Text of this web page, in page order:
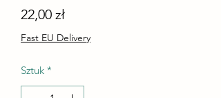
22,00 złCena
Fast EU Delivery
Sztuk *